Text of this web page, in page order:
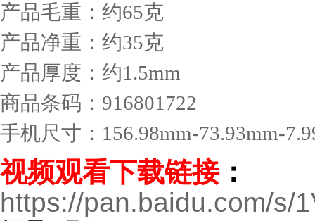
产品毛重：约65克
产品净重：约35克
产品厚度：约1.5mm
商品条码：916801722
手机尺寸：156.98mm-73.93mm-
视频观看下载链接：
https://pan.baidu.com/s/